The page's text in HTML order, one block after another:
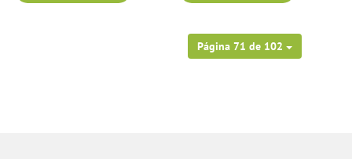
Página 71 de 102